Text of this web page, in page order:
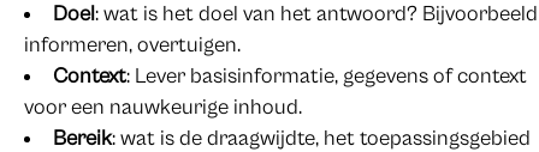
Doel: wat is het doel van het antwoord? Bijvoorbeeld
informeren, overtuigen.
Context: Lever basisinformatie, gegevens of context
voor een nauwkeurige inhoud.
Bereik: wat is de draagwijdte, het toepassingsgebied